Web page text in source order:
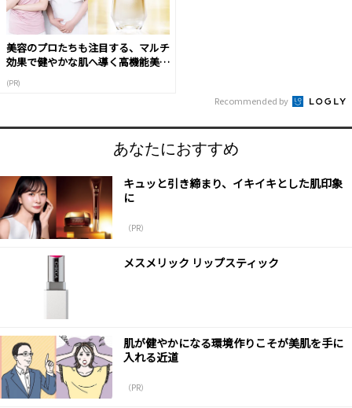
美容のプロたちも注目する、マルチ
効果で健やかな肌へ導く高機能美容
(PR)
Recommended by
あなたにおすすめ
キュッと引き締まり、イキイキとした肌印象
に
（PR）
メスメリック リップスティック
肌が健やかになる環境作りこそが美肌を手に
入れる近道
（PR）